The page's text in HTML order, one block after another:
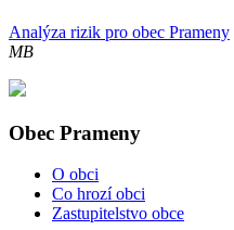
Analýza rizik pro obec Prameny
MB
Obec Prameny
O obci
Co hrozí obci
Zastupitelstvo obce